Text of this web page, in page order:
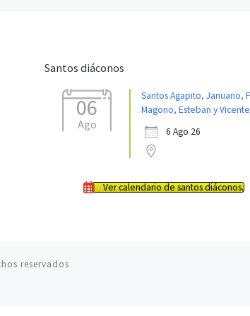
Santos diáconos
06
Ago
Santos Agapito, Januario,
Magono, Esteban y Vicente
6 Ago 26
Ver calendario de santos diáconos.
reservados